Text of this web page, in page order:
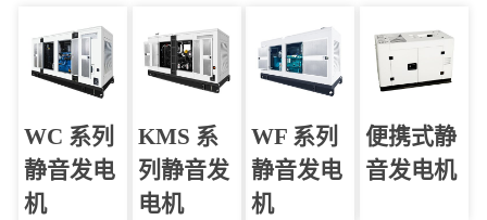
WC 系列
静音发电
机
KMS 系
列静音发
电机
WF 系列
静音发电
机
便携式静
音发电机